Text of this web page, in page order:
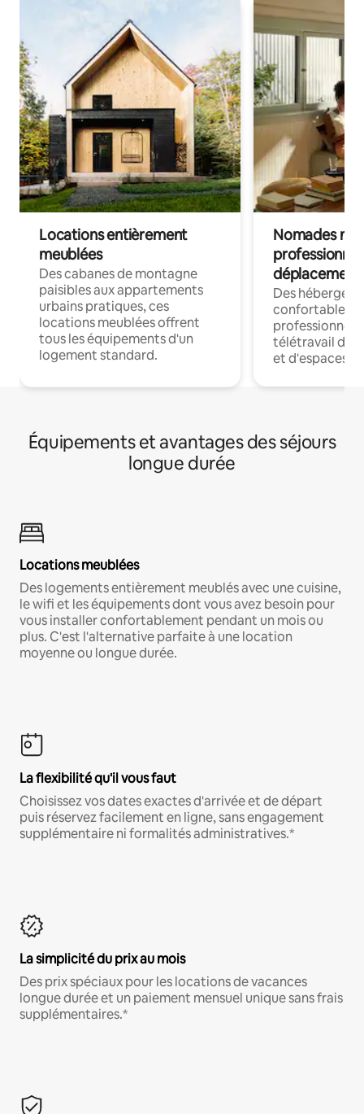
Locations entièrement
meublées
Des cabanes de montagne
paisibles aux appartements
urbains pratiques, ces
locations meublées offrent
tous les équipements d'un
logement standard.
Nomades
déplacement
Des
confortables
professionnels
télétravail
et d'espaces
Équipements et avantages des séjours
longue durée
Locations meublées
Des logements entièrement meublés avec une cuisine,
le wifi et les équipements dont vous avez besoin pour
vous installer confortablement pendant un mois ou
plus. C'est l'alternative parfaite à une location
moyenne ou longue durée.
La flexibilité qu'il vous faut
Choisissez vos dates exactes d'arrivée et de départ
puis réservez facilement en ligne, sans engagement
supplémentaire ni formalités administratives.*
La simplicité du prix au mois
Des prix spéciaux pour les locations de vacances
longue durée et un paiement mensuel unique sans frais
supplémentaires.*